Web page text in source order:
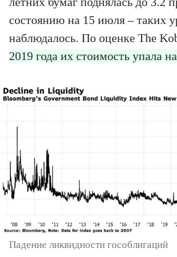
состоянию на 15 июля – таких
наблюдалось. По оценке The
2019 года их стоимость упала
Падение ликвидности гособлигаций